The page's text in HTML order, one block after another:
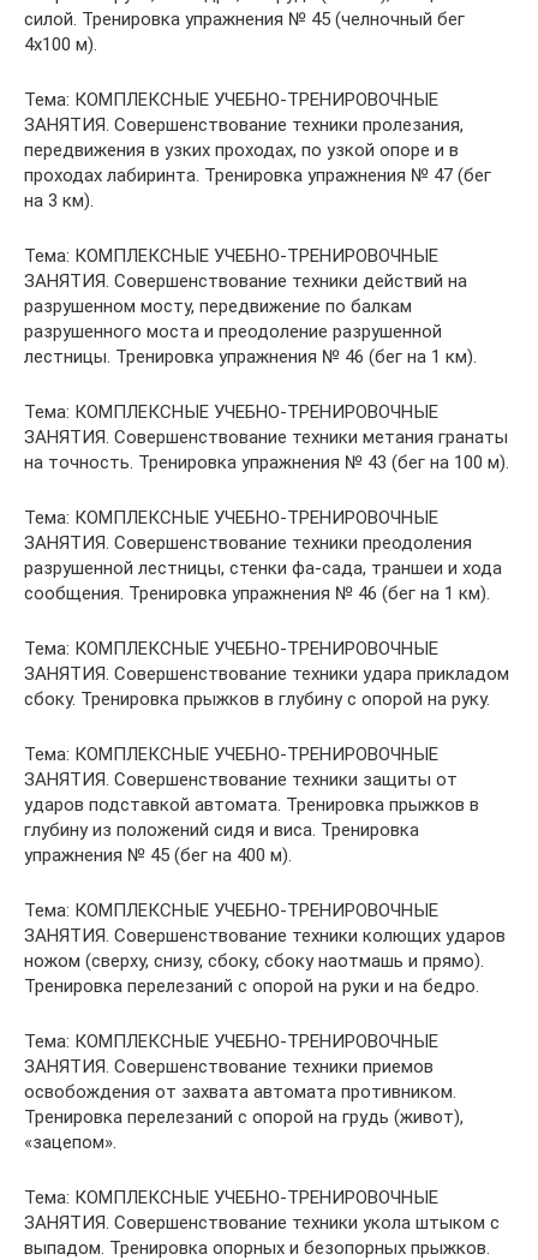
силой. Тренировка упражнения № 45 (челночный бег
4х100 м).
Тема: КОМПЛЕКСНЫЕ УЧЕБНО-ТРЕНИРОВОЧНЫЕ
ЗАНЯТИЯ. Совершенствование техники пролезания,
передвижения в узких проходах, по узкой опоре и в
проходах лабиринта. Тренировка упражнения № 47 (бег
на 3 км).
Тема: КОМПЛЕКСНЫЕ УЧЕБНО-ТРЕНИРОВОЧНЫЕ
ЗАНЯТИЯ. Совершенствование техники действий на
разрушенном мосту, передвижение по балкам
разрушенного моста и преодоление разрушенной
лестницы. Тренировка упражнения № 46 (бег на 1 км).
Тема: КОМПЛЕКСНЫЕ УЧЕБНО-ТРЕНИРОВОЧНЫЕ
ЗАНЯТИЯ. Совершенствование техники метания гранаты
на точность. Тренировка упражнения № 43 (бег на 100 м).
Тема: КОМПЛЕКСНЫЕ УЧЕБНО-ТРЕНИРОВОЧНЫЕ
ЗАНЯТИЯ. Совершенствование техники преодоления
разрушенной лестницы, стенки фа-сада, траншеи и хода
сообщения. Тренировка упражнения № 46 (бег на 1 км).
Тема: КОМПЛЕКСНЫЕ УЧЕБНО-ТРЕНИРОВОЧНЫЕ
ЗАНЯТИЯ. Совершенствование техники удара прикладом
сбоку. Тренировка прыжков в глубину с опорой на руку.
Тема: КОМПЛЕКСНЫЕ УЧЕБНО-ТРЕНИРОВОЧНЫЕ
ЗАНЯТИЯ. Совершенствование техники защиты от
ударов подставкой автомата. Тренировка прыжков в
глубину из положений сидя и виса. Тренировка
упражнения № 45 (бег на 400 м).
Тема: КОМПЛЕКСНЫЕ УЧЕБНО-ТРЕНИРОВОЧНЫЕ
ЗАНЯТИЯ. Совершенствование техники колющих ударов
ножом (сверху, снизу, сбоку, сбоку наотмашь и прямо).
Тренировка перелезаний с опорой на руки и на бедро.
Тема: КОМПЛЕКСНЫЕ УЧЕБНО-ТРЕНИРОВОЧНЫЕ
ЗАНЯТИЯ. Совершенствование техники приемов
освобождения от захвата автомата противником.
Тренировка перелезаний с опорой на грудь (живот),
«зацепом».
Тема: КОМПЛЕКСНЫЕ УЧЕБНО-ТРЕНИРОВОЧНЫЕ
ЗАНЯТИЯ. Совершенствование техники укола штыком с
выпадом. Тренировка опорных и безопорных прыжков.